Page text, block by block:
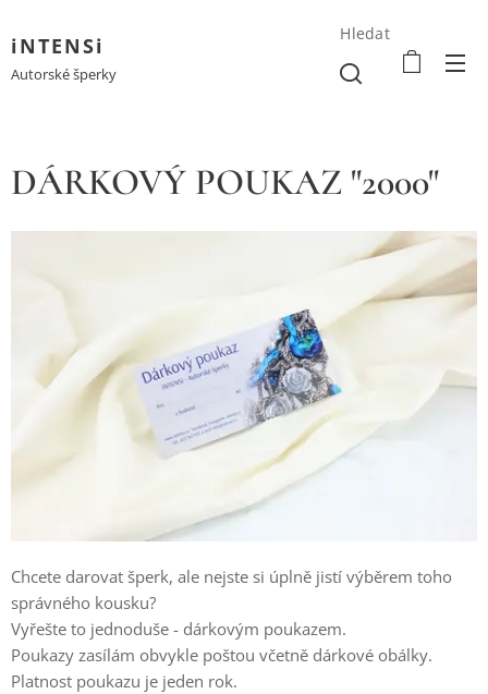
iNTENSi
Autorské šperky
Hledat
DÁRKOVÝ POUKAZ "2000"
Chcete darovat šperk, ale nejste si úplně jistí výběrem toho
správného kousku?
Vyřešte to jednoduše - dárkovým poukazem.
Poukazy zasílám obvykle poštou včetně dárkové obálky.
Platnost poukazu je jeden rok.